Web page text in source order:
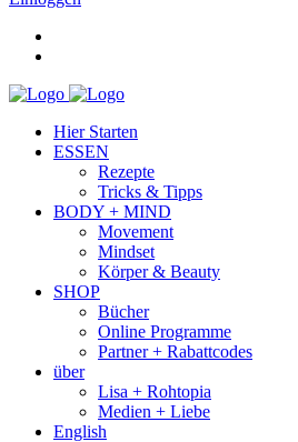
Hier Starten
ESSEN
Rezepte
Tricks & Tipps
BODY + MIND
Movement
Mindset
Körper & Beauty
SHOP
Bücher
Online Programme
Partner + Rabattcodes
über
Lisa + Rohtopia
Medien + Liebe
English